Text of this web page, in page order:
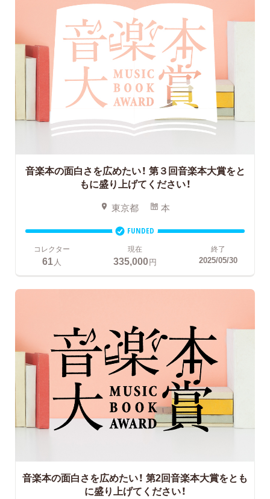
音楽本の面白さを広めたい！ 第３回音楽本大賞をと
もに盛り上げてください！
東京都 本
FUNDED
コレクター
61 人
現在
335,000円
終了
2025/05/30
音楽本の面白さを広めたい！ 第2回音楽本大賞をとも
に盛り上げてください！